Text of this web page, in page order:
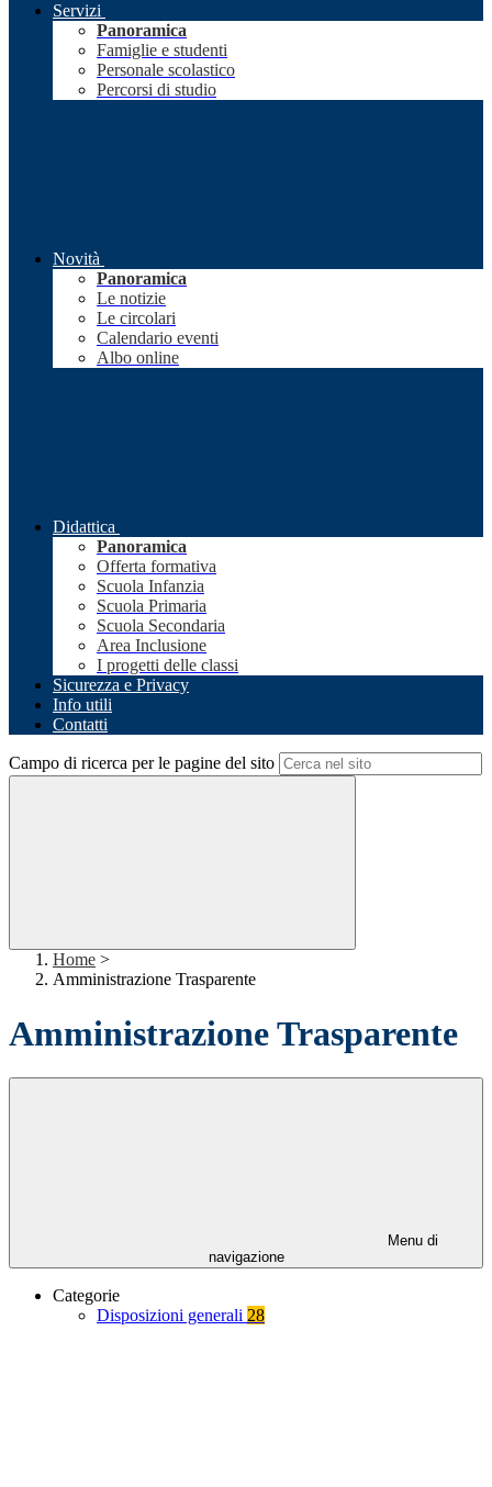
Servizi
Panoramica
Famiglie e studenti
Personale scolastico
Percorsi di studio
Novità
Panoramica
Le notizie
Le circolari
Calendario eventi
Albo online
Didattica
Panoramica
Offerta formativa
Scuola Infanzia
Scuola Primaria
Scuola Secondaria
Area Inclusione
I progetti delle classi
Sicurezza e Privacy
Info utili
Contatti
Campo di ricerca per le pagine del sito
Home >
Amministrazione Trasparente
Amministrazione Trasparente
Menu di
navigazione
Categorie
Disposizioni generali 28